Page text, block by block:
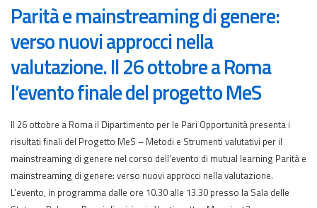
Parità e mainstreaming di genere:
verso nuovi approcci nella
valutazione. Il 26 ottobre a Roma
l’evento finale del progetto MeS
Il 26 ottobre a Roma il Dipartimento per le Pari Opportunità presenta i
risultati finali del Progetto MeS – Metodi e Strumenti valutativi per il
mainstreaming di genere nel corso dell’evento di mutual learning Parità e
mainstreaming di genere: verso nuovi approcci nella valutazione.
L’evento, in programma dalle ore 10.30 alle 13.30 presso la Sala delle